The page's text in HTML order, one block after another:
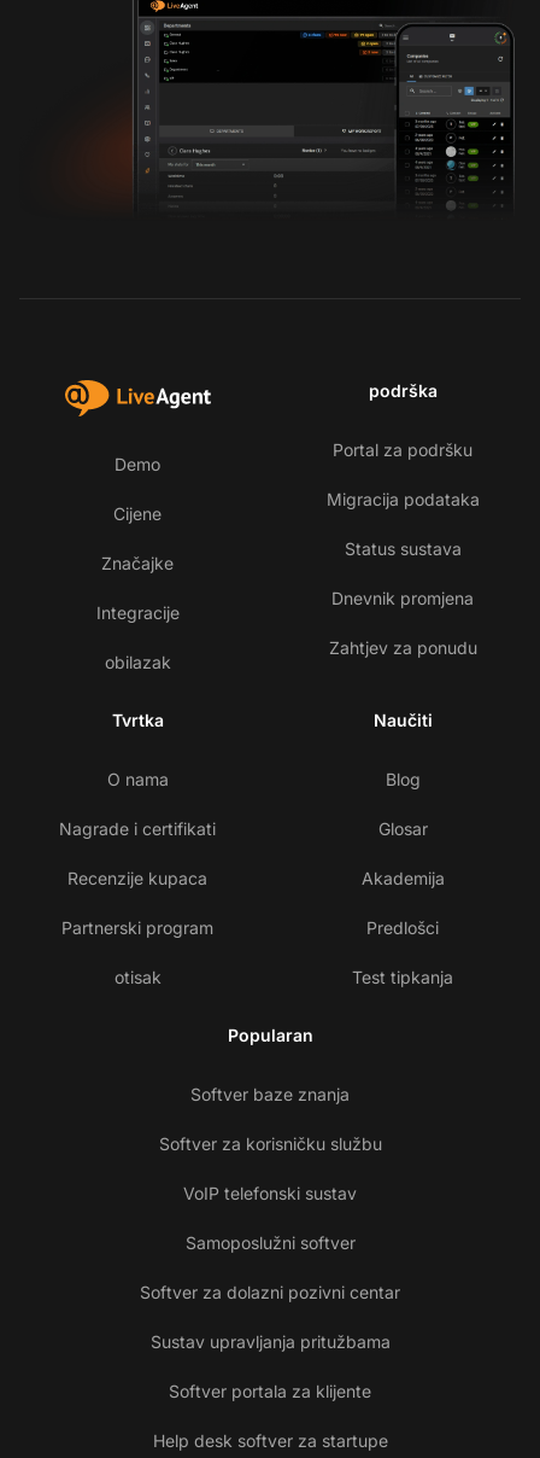
Demo
Cijene
Značajke
Integracije
obilazak
podrška
Portal za podršku
Migracija podataka
Status sustava
Dnevnik promjena
Zahtjev za ponudu
Tvrtka
O nama
Nagrade i certifikati
Recenzije kupaca
Partnerski program
otisak
Naučiti
Blog
Glosar
Akademija
Predlošci
Test tipkanja
Popularan
Softver baze znanja
Softver za korisničku službu
VoIP telefonski sustav
Samoposlužni softver
Softver za dolazni pozivni centar
Sustav upravljanja pritužbama
Softver portala za klijente
Help desk softver za startupe